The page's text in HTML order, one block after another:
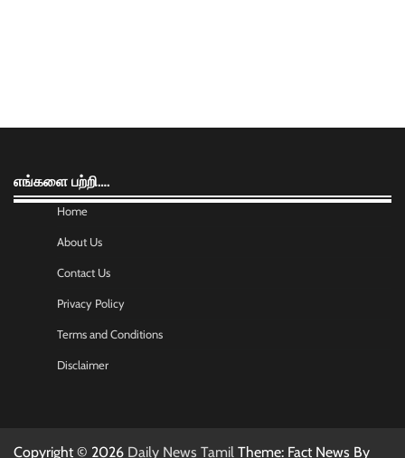
எங்களை பற்றி….
Home
About Us
Contact Us
Privacy Policy
Terms and Conditions
Disclaimer
Copyright © 2026 Daily News Tamil Theme: Fact News By